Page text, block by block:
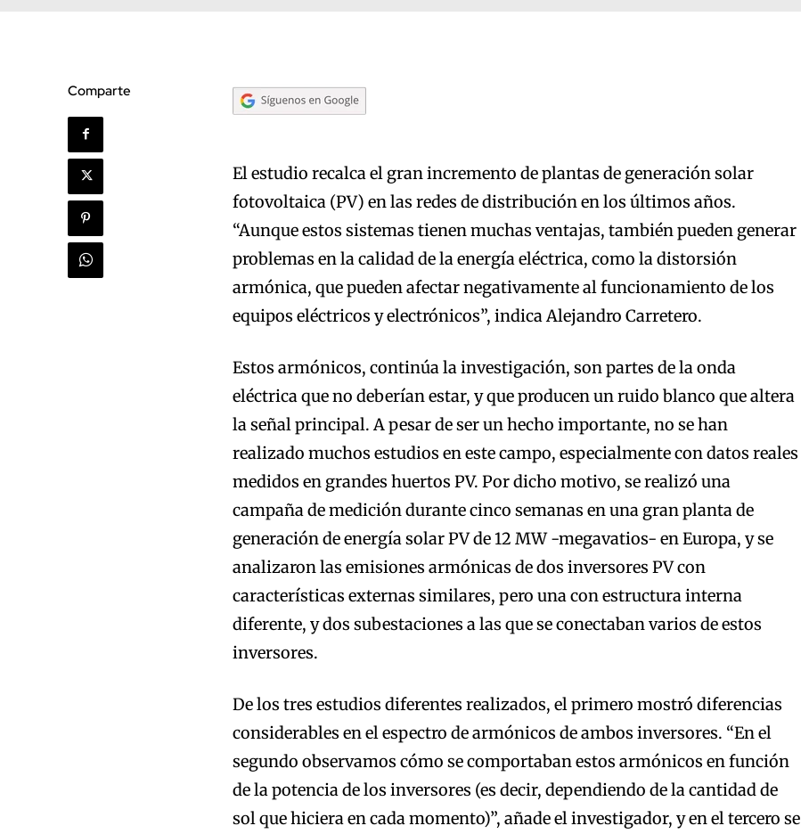
Comparte
El estudio recalca el gran incremento de plantas de generación solar
fotovoltaica (PV) en las redes de distribución en los últimos años.
“Aunque estos sistemas tienen muchas ventajas, también pueden generar
problemas en la calidad de la energía eléctrica, como la distorsión
armónica, que pueden afectar negativamente al funcionamiento de los
equipos eléctricos y electrónicos”, indica Alejandro Carretero.
Estos armónicos, continúa la investigación, son partes de la onda
eléctrica que no deberían estar, y que producen un ruido blanco que altera
la señal principal. A pesar de ser un hecho importante, no se han
realizado muchos estudios en este campo, especialmente con datos reales
medidos en grandes huertos PV. Por dicho motivo, se realizó una
campaña de medición durante cinco semanas en una gran planta de
generación de energía solar PV de 12 MW -megavatios- en Europa, y se
analizaron las emisiones armónicas de dos inversores PV con
características externas similares, pero una con estructura interna
diferente, y dos subestaciones a las que se conectaban varios de estos
inversores.
De los tres estudios diferentes realizados, el primero mostró diferencias
considerables en el espectro de armónicos de ambos inversores. “En el
segundo observamos cómo se comportaban estos armónicos en función
de la potencia de los inversores (es decir, dependiendo de la cantidad de
sol que hiciera en cada momento)”, añade el investigador, y en el tercero se